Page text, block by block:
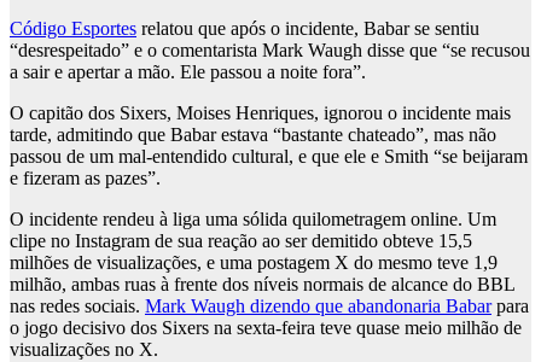
Código Esportes relatou que após o incidente, Babar se sentiu
“desrespeitado” e o comentarista Mark Waugh disse que “se recusou
a sair e apertar a mão. Ele passou a noite fora”.
O capitão dos Sixers, Moises Henriques, ignorou o incidente mais
tarde, admitindo que Babar estava “bastante chateado”, mas não
passou de um mal-entendido cultural, e que ele e Smith “se beijaram
e fizeram as pazes”.
O incidente rendeu à liga uma sólida quilometragem online. Um
clipe no Instagram de sua reação ao ser demitido obteve 15,5
milhões de visualizações, e uma postagem X do mesmo teve 1,9
milhão, ambas ruas à frente dos níveis normais de alcance do BBL
nas redes sociais. Mark Waugh dizendo que abandonaria Babarpara
o jogo decisivo dos Sixers na sexta-feira teve quase meio milhão de
visualizações no X.